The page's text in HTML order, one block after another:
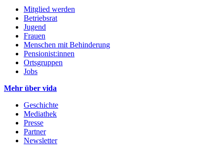
Mitglied werden
Betriebsrat
Jugend
Frauen
Menschen mit Behinderung
Pensionist:innen
Ortsgruppen
Jobs
Mehr über vida
Geschichte
Mediathek
Presse
Partner
Newsletter